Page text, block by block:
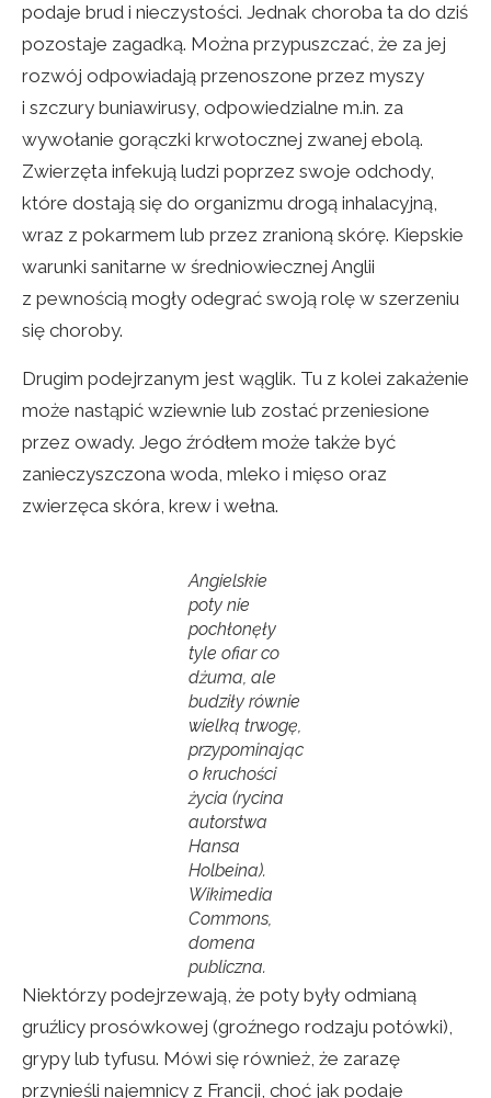
podaje brud i nieczystości. Jednak choroba ta do dziś
pozostaje zagadką. Można przypuszczać, że za jej
rozwój odpowiadają przenoszone przez myszy
i szczury buniawirusy, odpowiedzialne m.in. za
wywołanie gorączki krwotocznej zwanej ebolą.
Zwierzęta infekują ludzi poprzez swoje odchody,
które dostają się do organizmu drogą inhalacyjną,
wraz z pokarmem lub przez zranioną skórę. Kiepskie
warunki sanitarne w średniowiecznej Anglii
z pewnością mogły odegrać swoją rolę w szerzeniu
się choroby.
Drugim podejrzanym jest wąglik. Tu z kolei zakażenie
może nastąpić wziewnie lub zostać przeniesione
przez owady. Jego źródłem może także być
zanieczyszczona woda, mleko i mięso oraz
zwierzęca skóra, krew i wełna.
Angielskie
poty nie
pochłonęły
tyle ofiar co
dżuma, ale
budziły równie
wielką trwogę,
przypominając
o kruchości
życia (rycina
autorstwa
Hansa
Holbeina).
Wikimedia
Commons,
domena
publiczna.
Niektórzy podejrzewają, że poty były odmianą
gruźlicy prosówkowej (groźnego rodzaju potówki),
grypy lub tyfusu. Mówi się również, że zarazę
przynieśli najemnicy z Francji, choć jak podaje